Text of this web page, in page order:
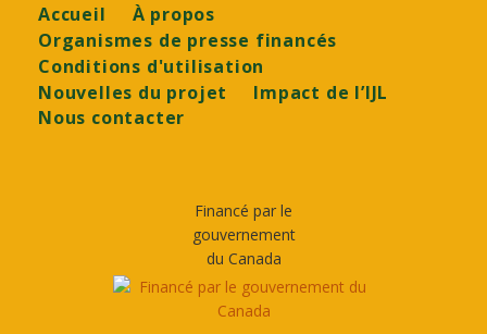
Footer
Accueil
À propos
Organismes de presse financés
Conditions d'utilisation
Nouvelles du projet
Impact de l’IJL
Nous contacter
Financé par le
gouvernement
du Canada